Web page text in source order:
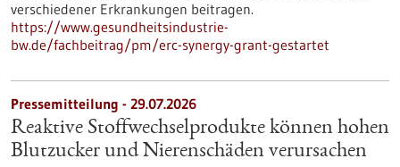
verschiedener Erkrankungen beitragen.
https://www.gesundheitsindustrie-
bw.de/fachbeitrag/pm/erc-synergy-grant-gestartet
Pressemitteilung - 29.07.2026
Reaktive Stoffwechselprodukte können hohen
Blutzucker und Nierenschäden verursachen